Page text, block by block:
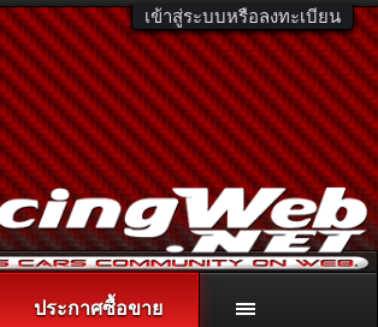
เข้าสู่ระบบหรือลงทะเบียน
racingweb@gmail.com
หรือโทร. 081-811-1138
ประกาศซื้อขาย